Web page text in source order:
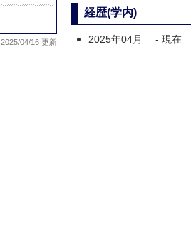
2025/04/16 更新
経歴(学内)
2025年04月 - 現在